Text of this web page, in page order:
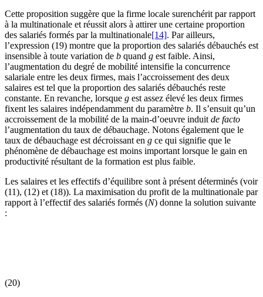
Cette proposition suggère que la firme locale surenchérit par rapport
à la multinationale et réussit alors à attirer une certaine proportion
des salariés formés par la multinationale[14]. Par ailleurs,
l’expression (19) montre que la proportion des salariés débauchés est
insensible à toute variation de b quand g est faible. Ainsi,
l’augmentation du degré de mobilité intensifie la concurrence
salariale entre les deux firmes, mais l’accroissement des deux
salaires est tel que la proportion des salariés débauchés reste
constante. En revanche, lorsque g est assez élevé les deux firmes
fixent les salaires indépendamment du paramètre b. Il s’ensuit qu’un
accroissement de la mobilité de la main-d’oeuvre induit de facto
l’augmentation du taux de débauchage. Notons également que le
taux de débauchage est décroissant en g ce qui signifie que le
phénomène de débauchage est moins important lorsque le gain en
productivité résultant de la formation est plus faible.
Les salaires et les effectifs d’équilibre sont à présent déterminés (voir
(11), (12) et (18)). La maximisation du profit de la multinationale par
rapport à l’effectif des salariés formés (N) donne la solution suivante
:
(20)